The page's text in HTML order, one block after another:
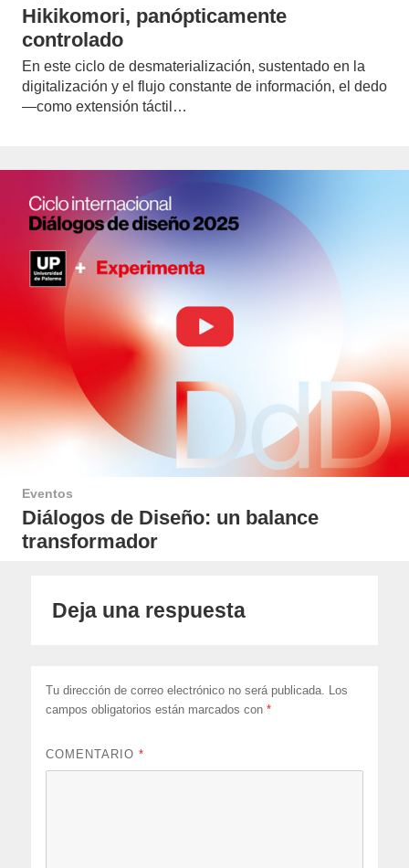
Hikikomori, panópticamente
controlado
En este ciclo de desmaterialización, sustentado en la
digitalización y el flujo constante de información, el dedo
—como extensión táctil…
Eventos
Diálogos de Diseño: un balance
transformador
Deja una respuesta
Tu dirección de correo electrónico no será publicada. Los
campos obligatorios están marcados con*
COMENTARIO*